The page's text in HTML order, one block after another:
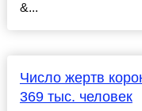
&...
Число жертв
369 тыс. человек